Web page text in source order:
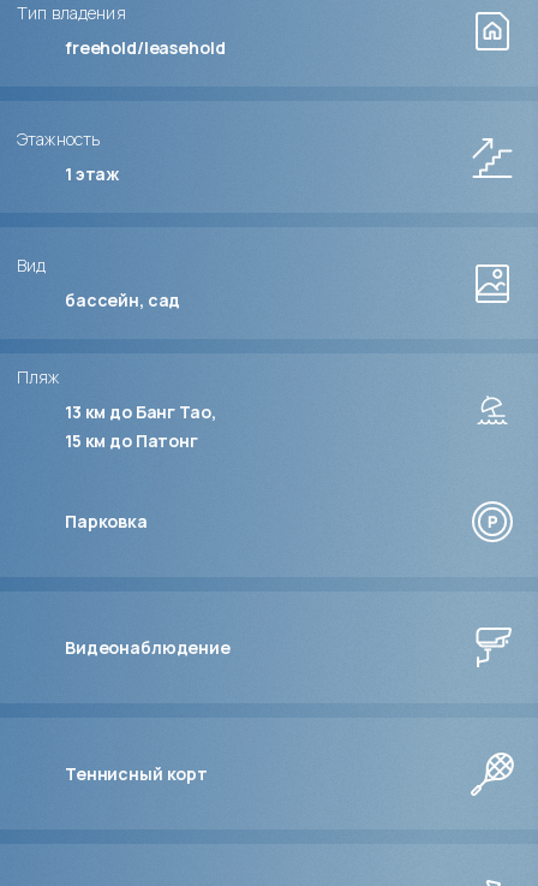
Тип владения
freehold/leasehold
Этажность
1 этаж
Вид
бассейн, сад
Пляж
13 км до Банг Тао
15 км до Патонг
Парковка
Видеонаблюдение
Теннисный корт